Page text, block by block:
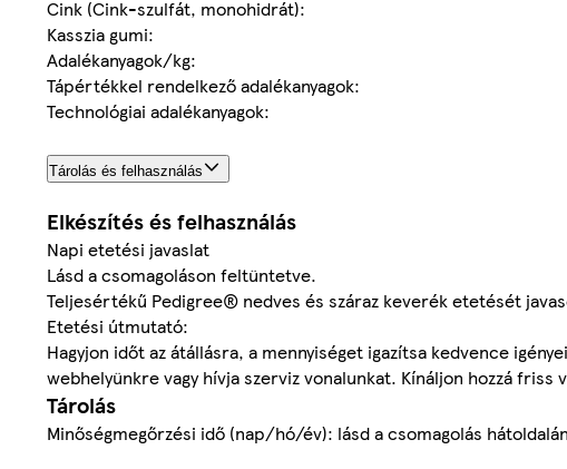
Cink (Cink-szulfát, monohidrát):
Kasszia gumi:
Adalékanyagok/kg:
Tápértékkel rendelkező adalékanyagok:
Technológiai adalékanyagok:
Tárolás és felhasználás
Elkészítés és felhasználás
Napi etetési javaslat
Lásd a csomagoláson feltüntetve.
Teljesértékű Pedigree® nedves és száraz keverék etetését
Etetési útmutató:
Hagyjon időt az átállásra, a mennyiséget igazítsa kedvence
webhelyünkre vagy hívja szerviz vonalunkat. Kínáljon hozzá
Tárolás
Minőségmegőrzési idő (nap/hó/év): lásd a csomagolás